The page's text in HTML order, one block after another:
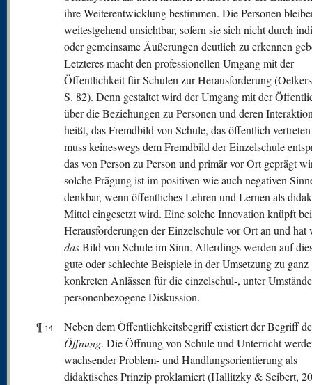
ihre Weiterentwicklung bestimmen. Die Personen
weitestgehend unsichtbar, sofern sie sich nicht durch
oder gemeinsame Äußerungen deutlich zu erkennen
Letzteres macht den professionellen Umgang mit der
Öffentlichkeit für Schulen zur Herausforderung
S. 82). Denn gestaltet wird der Umgang mit der
über die Beziehungen zu Personen und deren
heißt, das Fremdbild von Schule, das öffentlich
muss keineswegs dem Fremdbild der Einzelschule
das von Person zu Person und primär vor Ort geprägt
solche Prägung ist im positiven wie auch negativen
denkbar, wenn öffentliches Lehren und Lernen als
Mittel eingesetzt wird. Eine solche Innovation knüpft
Herausforderungen der Einzelschule vor Ort an und hat
dasBild von Schule im Sinn. Allerdings werden auf
gute oder schlechte Beispiele in der Umsetzung zu ganz
konkreten Anlässen für die einzelschul-, unter
personenbezogene Diskussion.
¶ 14
Neben dem Öffentlichkeitsbegriff existiert der Begriff
Öffnung. Die Öffnung von Schule und Unterricht
wachsender Problem- und Handlungsorientierung als
didaktisches Prinzip proklamiert (Hallitzky & Seibert,